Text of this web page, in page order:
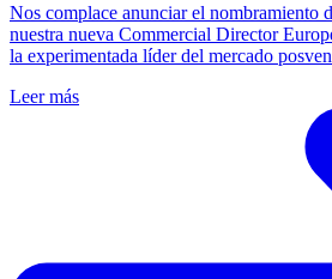
Nos complace anunciar el nombramiento
nuestra nueva Commercial Director
la experimentada líder del mercado
Leer más